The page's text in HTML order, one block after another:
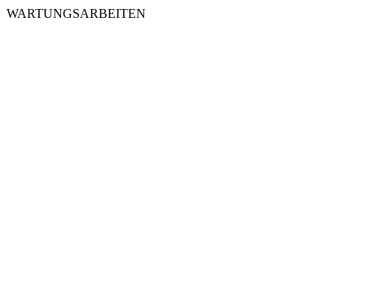
WARTUNGSARBEITEN